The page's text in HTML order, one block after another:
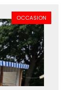
OCCASION